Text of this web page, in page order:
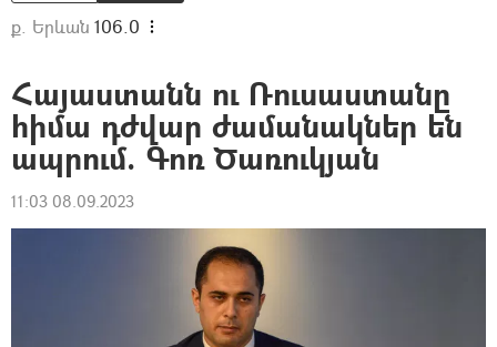
ք. Երևան 106.0
Հայաստանն ու Ռուսաստանը
հիմա դժվար ժամանակներ են
ապրում. Գոռ Ծառուկյան
11:03 08.09.2023